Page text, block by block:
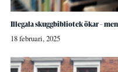
Illegala skuggbibliotek ökar –
18 februari, 2025